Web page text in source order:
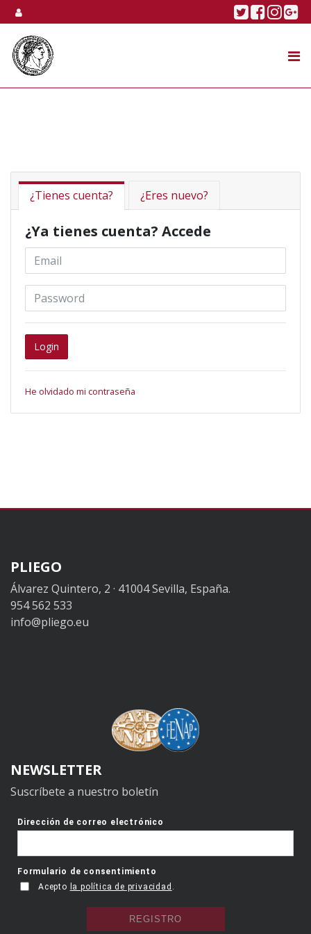
Skip to content Twitter
¿Tienes cuenta? ¿Eres nuevo?
¿Ya tienes cuenta? Accede
Email *
Password
Login
He olvidado mi contraseña
PLIEGO
Álvarez Quintero, 2 · 41004 Sevilla, España.
954 562 533
info@pliego.eu
NEWSLETTER
Suscríbete a nuestro boletín
TIENDA ONLINE